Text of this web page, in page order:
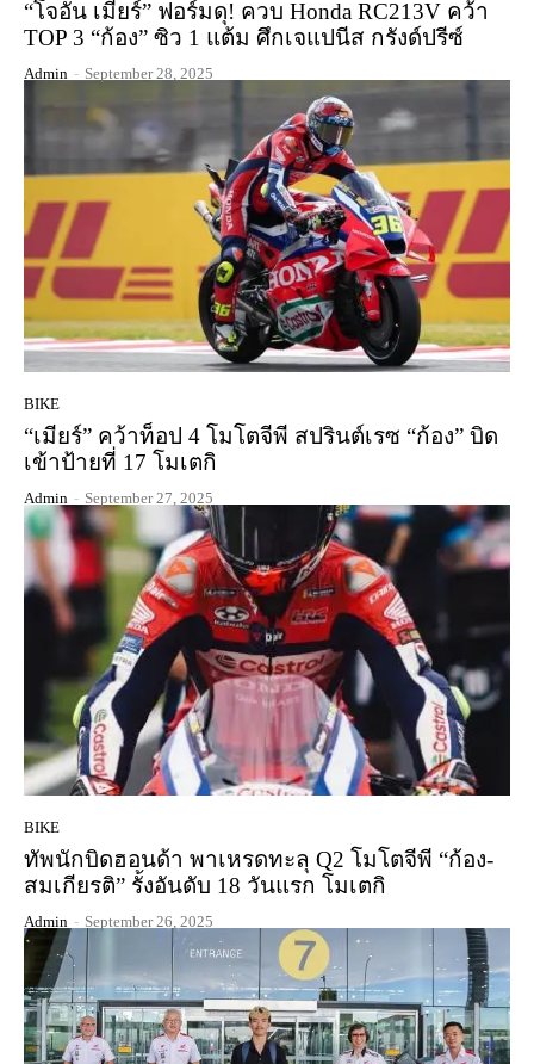
“โจอัน เมียร์” ฟอร์มดุ! ควบ Honda RC213V คว้า
TOP 3 “ก้อง” ซิว 1 แต้ม ศึกเจแปนีส กรังด์ปรีซ์
Admin - September 28, 2025
BIKE
“เมียร์” คว้าท็อป 4 โมโตจีพี สปรินต์เรซ “ก้อง” บิด
เข้าป้ายที่ 17 โมเตกิ
Admin - September 27, 2025
BIKE
ทัพนักบิดฮอนด้า พาเหรดทะลุ Q2 โมโตจีพี “ก้อง-
สมเกียรติ” รั้งอันดับ 18 วันแรก โมเตกิ
Admin - September 26, 2025